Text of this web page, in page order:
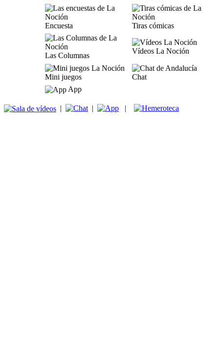
Encuesta Tiras cómicas
Las Columnas
Vídeos La Noción
Mini juegos
Chat
App
| | |